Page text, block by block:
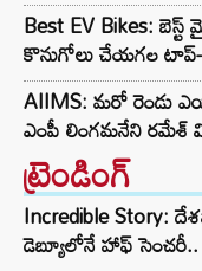
Best EV Bikes:
కొనుగోలు చేయగల
AIIMS: మరో రెండు
ఎంపీ లింగమనేని రమేశ్
ట్రెండింగ్‌
Incredible Story:
డెబ్యూలోనే హాఫ్